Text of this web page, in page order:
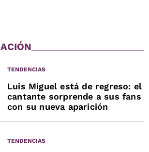
TENDENCIAS
Luis Miguel está de regreso: el
cantante sorprende a sus fans
con su nueva aparición
TENDENCIAS